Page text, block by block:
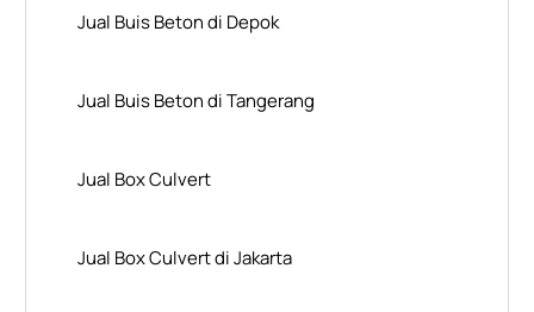
Jual Buis Beton di Depok
Jual Buis Beton di Tangerang
Jual Box Culvert
Jual Box Culvert di Jakarta